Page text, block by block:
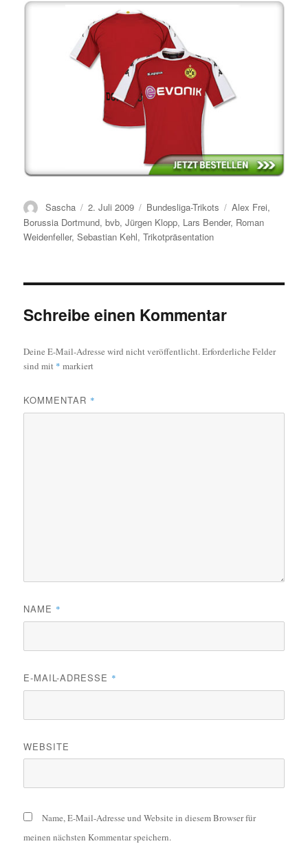
Autor
Sascha
Veröffentlicht
am
2. Juli 2009 Kategorien
Bundesliga-Trikots Schlagwörter
Alex Frei,
Borussia Dortmund,bvb,Jürgen Klopp, Lars Bender, Roman
Weidenfeller,Sebastian Kehl,Trikotpräsentation
Schreibe einen Kommentar
Deine E-Mail-Adresse wird nicht veröffentlicht.Erforderliche Felder
sind mit * markiert
KOMMENTAR *
NAME *
E-MAIL-ADRESSE *
WEBSITE
Name, E-Mail-Adresse und Website in diesem Browser für
meinen nächsten Kommentar speichern.